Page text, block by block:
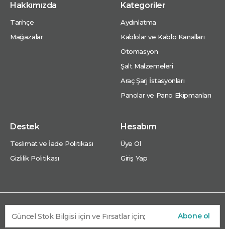
Hakkımızda
Tarihçe
Mağazalar
Kategoriler
Aydınlatma
Kablolar ve Kablo Kanalları
Otomasyon
Şalt Malzemeleri
Araç Şarj İstasyonları
Panolar ve Pano Ekipmanları
Destek
Teslimat ve İade Politikası
Gizlilik Politikası
Hesabım
Üye Ol
Giriş Yap
Abone ol